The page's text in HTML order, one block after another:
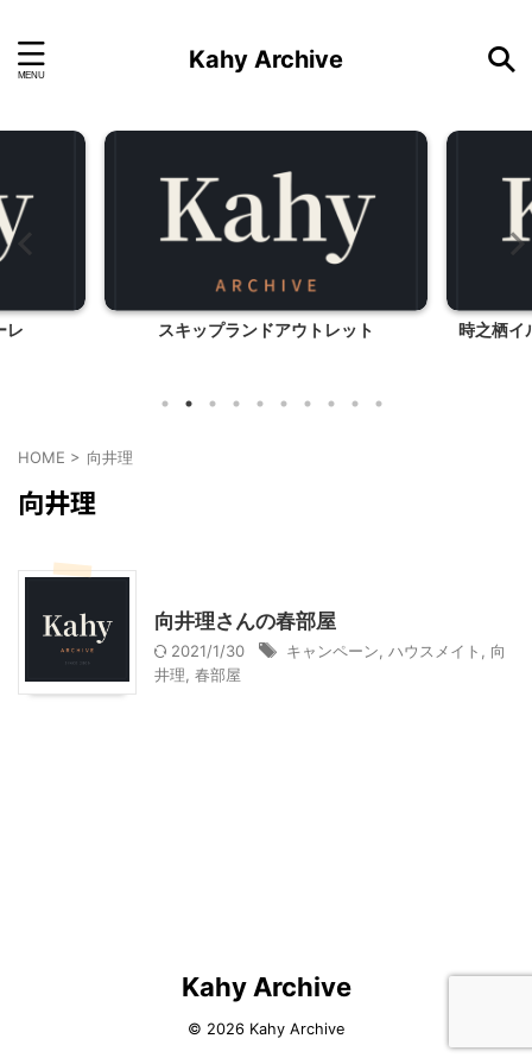
Kahy Archive
レ スキップランドアウトレット 時之栖イ
HOME > 向井理
向井理
向井理さんの春部屋
2021/1/30 キャンペーン ハウスメイト
向
井理 春部屋
Kahy Archive
© 2026 Kahy Archive